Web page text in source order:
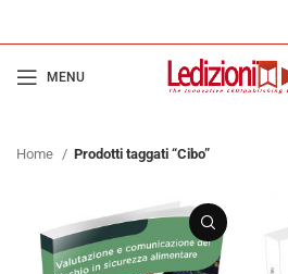
MENU
Home Prodotti taggati “Cibo”